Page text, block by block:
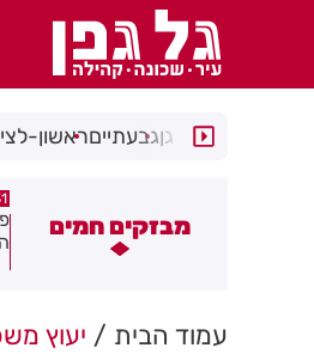
רמת גןגבעתייםראשון-
מבזקים חמים
פצוע בהתהפכות רכב בכניסה לאזור
עמוד הבית יעוץ